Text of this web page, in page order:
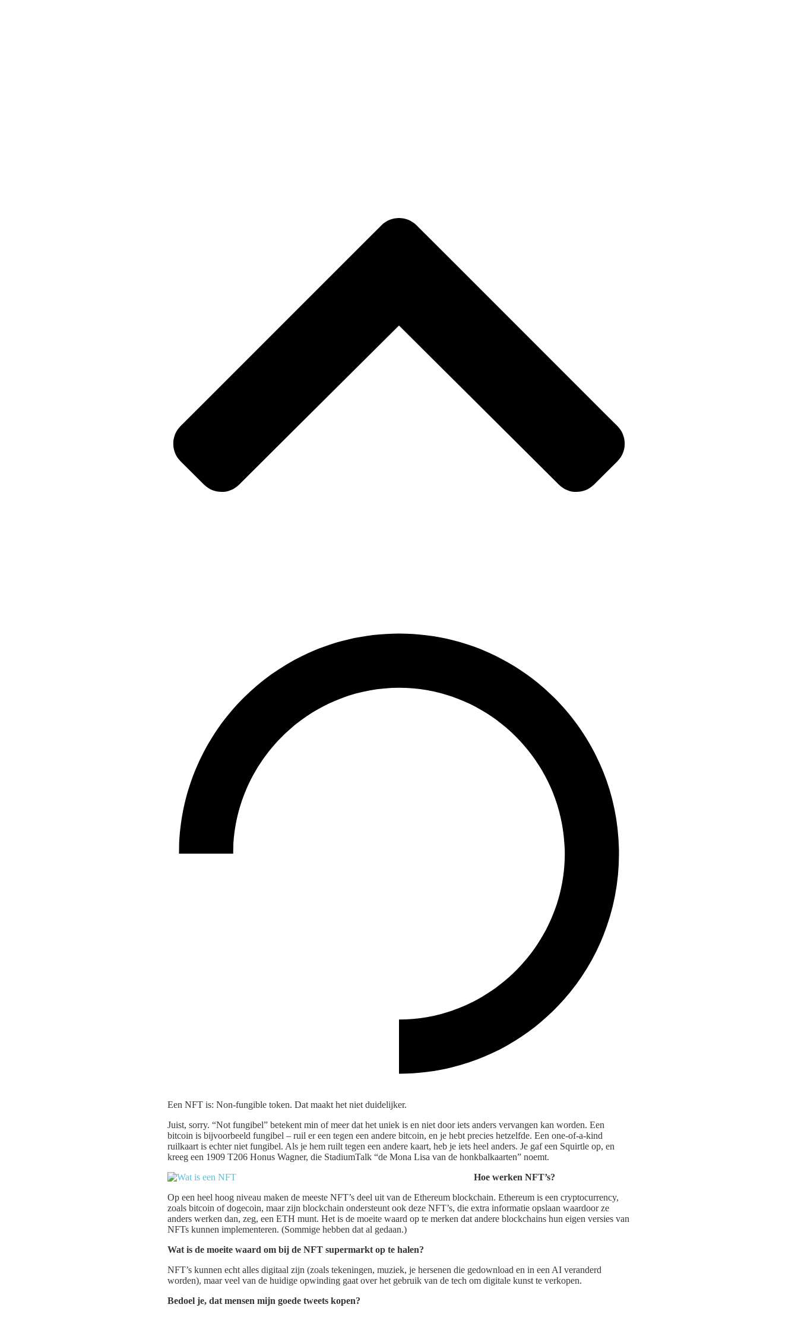
Een NFT is: Non-fungible token. Dat maakt het niet duidelijker.
Juist, sorry. “Not fungibel” betekent min of meer dat het uniek is en niet door iets anders vervangen kan worden. Een
bitcoin is bijvoorbeeld fungibel – ruil er een tegen een andere bitcoin, en je hebt precies hetzelfde. Een one-of-a-kind
ruilkaart is echter niet fungibel. Als je hem ruilt tegen een andere kaart, heb je iets heel anders. Je gaf een Squirtle op, en
kreeg een 1909 T206 Honus Wagner, die StadiumTalk “de Mona Lisa van de honkbalkaarten” noemt.
Hoe werken NFT’s?
Op een heel hoog niveau maken de meeste NFT’s deel uit van de Ethereum blockchain. Ethereum is een cryptocurrency,
zoals bitcoin of dogecoin, maar zijn blockchain ondersteunt ook deze NFT’s, die extra informatie opslaan waardoor ze
anders werken dan, zeg, een ETH munt. Het is de moeite waard op te merken dat andere blockchains hun eigen versies van
NFTs kunnen implementeren. (Sommige hebben dat al gedaan.)
Wat is de moeite waard om bij de NFT supermarkt op te halen?
NFT’s kunnen echt alles digitaal zijn (zoals tekeningen, muziek, je hersenen die gedownload en in een AI veranderd
worden), maar veel van de huidige opwinding gaat over het gebruik van de tech om digitale kunst te verkopen.
Bedoel je, dat mensen mijn goede tweets kopen?